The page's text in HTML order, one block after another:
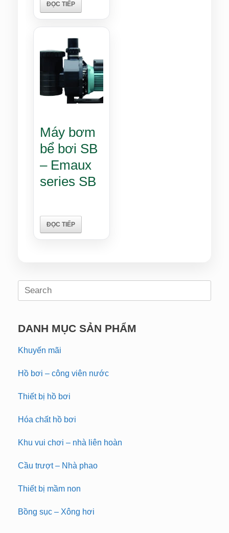
ĐỌC TIẾP
Máy bơm
bể bơi SB
– Emaux
series SB
ĐỌC TIẾP
Search
DANH MỤC SẢN PHẨM
Khuyến mãi
Hồ bơi – công viên nước
Thiết bị hồ bơi
Hóa chất hồ bơi
Khu vui chơi – nhà liên hoàn
Cầu trượt – Nhà phao
Thiết bị mầm non
Bồng sục – Xông hơi